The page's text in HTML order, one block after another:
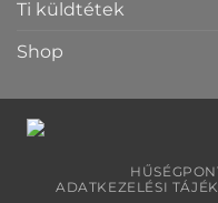
Ti küldtétek
Shop
ADATKEZELÉSI